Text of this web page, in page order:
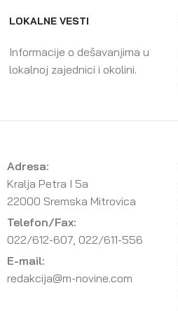
LOKALNE VESTI
Informacije o dešavanjima u
lokalnoj zajednici i okolini.
Adresa:
Kralja Petra I 5a
22000 Sremska Mitrovica
Telefon/Fax:
022/612-607, 022/611-556
E-mail:
redakcija@m-novine.com